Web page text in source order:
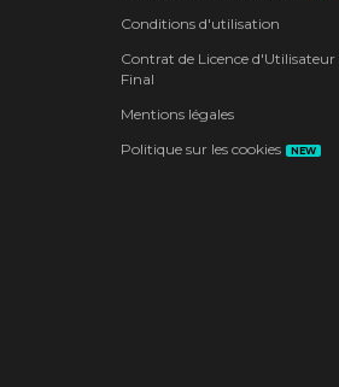
Conditions d'utilisation
Contrat de Licence d'Utilisateur
Final
Mentions légales
Politique sur les cookies
NEW